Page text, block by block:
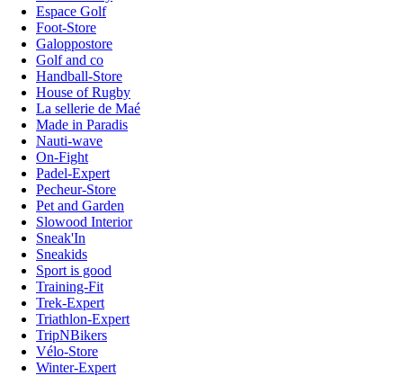
Espace Golf
Foot-Store
Galoppostore
Golf and co
Handball-Store
House of Rugby
La sellerie de Maé
Made in Paradis
Nauti-wave
On-Fight
Padel-Expert
Pecheur-Store
Pet and Garden
Slowood Interior
Sneak'In
Sneakids
Sport is good
Training-Fit
Trek-Expert
Triathlon-Expert
TripNBikers
Vélo-Store
Winter-Expert